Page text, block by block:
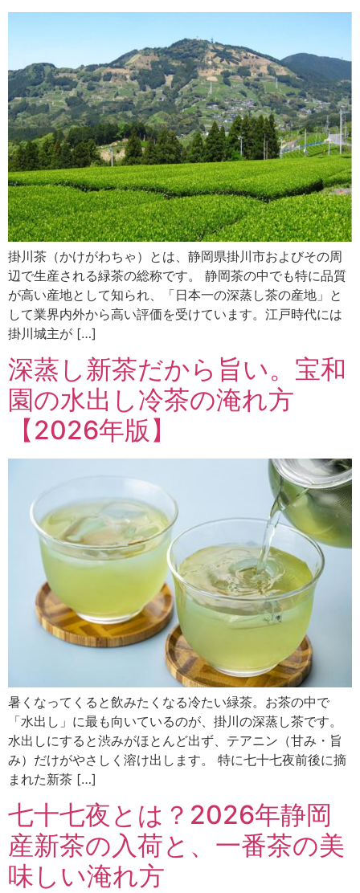
掛川茶（かけがわちゃ）とは、静岡県掛川市およびその周
辺で生産される緑茶の総称です。 静岡茶の中でも特に品質
が高い産地として知られ、「日本一の深蒸し茶の産地」と
して業界内外から高い評価を受けています。江戸時代には
掛川城主が […]
深蒸し新茶だから旨い。宝和
園の水出し冷茶の淹れ方
【2026年版】
暑くなってくると飲みたくなる冷たい緑茶。お茶の中で
「水出し」に最も向いているのが、掛川の深蒸し茶です。
水出しにすると渋みがほとんど出ず、テアニン（甘み・旨
み）だけがやさしく溶け出します。 特に七十七夜前後に摘
まれた新茶 […]
七十七夜とは？2026年静岡
産新茶の入荷と、一番茶の美
味しい淹れ方